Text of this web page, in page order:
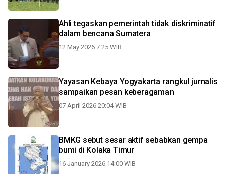
Ahli tegaskan pemerintah tidak diskriminatif
dalam bencana Sumatera
12 May 2026 7:25 WIB
Yayasan Kebaya Yogyakarta rangkul jurnalis
sampaikan pesan keberagaman
07 April 2026 20:04 WIB
BMKG sebut sesar aktif sebabkan gempa
bumi di Kolaka Timur
16 January 2026 14:00 WIB